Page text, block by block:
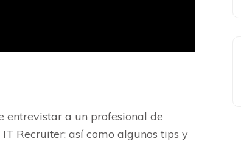
entrevistar a un profesional de
Recruiter; así como algunos tips y